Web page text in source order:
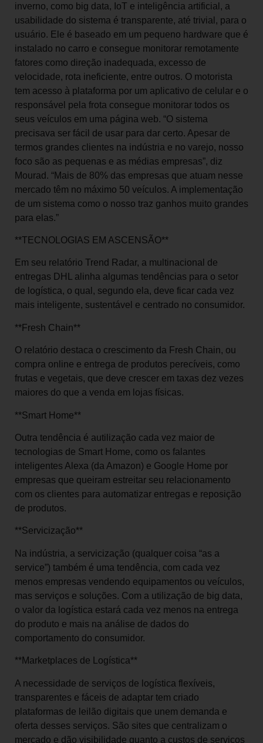
inverno, como big data, IoT e inteligência artificial, a
usabilidade do sistema é transparente, até trivial, para o
usuário. Ele é baseado em um pequeno hardware que é
instalado no carro e consegue monitorar remotamente
fatores como direção inadequada, excesso de
velocidade, rota ineficiente, entre outros. O motorista
tem acesso à plataforma por um aplicativo de celular e o
responsável pela frota consegue monitorar todos os
seus veículos em uma página web. “O sistema
precisava ser fácil de usar para dar certo. Apesar de
termos grandes clientes na indústria e no varejo, nosso
foco são as pequenas e as médias empresas”, diz
Mourad. “Mais de 80% das empresas que atuam nesse
mercado têm no máximo 50 veículos. A implementação
de um sistema como o nosso traz ganhos muito grandes
para elas.”
**TECNOLOGIAS EM ASCENSÃO**
Em seu relatório Trend Radar, a multinacional de
entregas DHL alinha algumas tendências para o setor
de logística, o qual, segundo ela, deve ficar cada vez
mais inteligente, sustentável e centrado no consumidor.
**Fresh Chain**
O relatório destaca o crescimento da Fresh Chain, ou
compra online e entrega de produtos perecíveis, como
frutas e vegetais, que deve crescer em taxas dez vezes
maiores do que a venda em lojas físicas.
**Smart Home**
Outra tendência é autilização cada vez maior de
tecnologias de Smart Home, como os falantes
inteligentes Alexa (da Amazon) e Google Home por
empresas que queiram estreitar seu relacionamento
com os clientes para automatizar entregas e reposição
de produtos.
**Servicização**
Na indústria, a servicização (qualquer coisa “as a
service”) também é uma tendência, com cada vez
menos empresas vendendo equipamentos ou veículos,
mas serviços e soluções. Com a utilização de big data,
o valor da logística estará cada vez menos na entrega
do produto e mais na análise de dados do
comportamento do consumidor.
**Marketplaces de Logística**
A necessidade de serviços de logística flexíveis,
transparentes e fáceis de adaptar tem criado
plataformas de leilão digitais que unem demanda e
oferta desses serviços. São sites que centralizam o
mercado e dão visibilidade quanto a custos de serviços